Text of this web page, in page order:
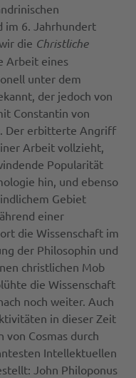
im 6. Jahrhundert
die Christliche
Arbeit eines
unter dem
der jedoch von
Constantin von
Der erbitterte Angriff
Arbeit vollzieht,
Popularität
hin, und ebenso
Gebiet
einer
die Wissenschaft im
der Philosophin und
christlichen Mob
die Wissenschaft
noch weiter. Auch
in dieser Zeit
von Cosmas durch
Intellektuellen
John Philoponus